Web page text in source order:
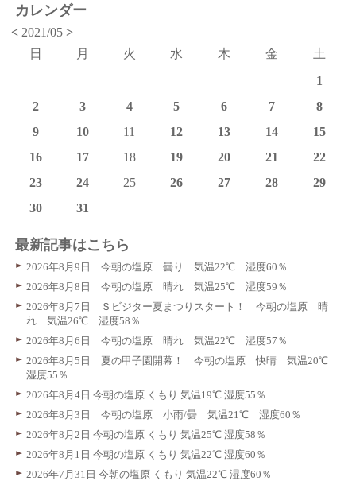
カレンダー
< 2021/05>
日
月 火 水 木 金
土
1
2
3 4 5 6 7
8
9
10 11 12 13 14
15
16
17 18 19 20 21
22
23
24 25 26 27 28
29
30
31
最新記事はこちら
2026年8月9日 今朝の塩原 曇り 気温22℃ 湿度60％
2026年8月8日 今朝の塩原 晴れ 気温25℃ 湿度59％
2026年8月7日 Ｓビジター夏まつりスタート！ 今朝の塩原 晴
れ 気温26℃ 湿度58％
2026年8月6日 今朝の塩原 晴れ 気温22℃ 湿度57％
2026年8月5日 夏の甲子園開幕！ 今朝の塩原 快晴 気温20℃
湿度55％
2026年8月4日 今朝の塩原 くもり 気温19℃ 湿度55％
2026年8月3日 今朝の塩原 小雨/曇 気温21℃ 湿度60％
2026年8月2日 今朝の塩原 くもり 気温25℃ 湿度58％
2026年8月1日 今朝の塩原 くもり 気温22℃ 湿度60％
2026年7月31日 今朝の塩原 くもり 気温22℃ 湿度60％